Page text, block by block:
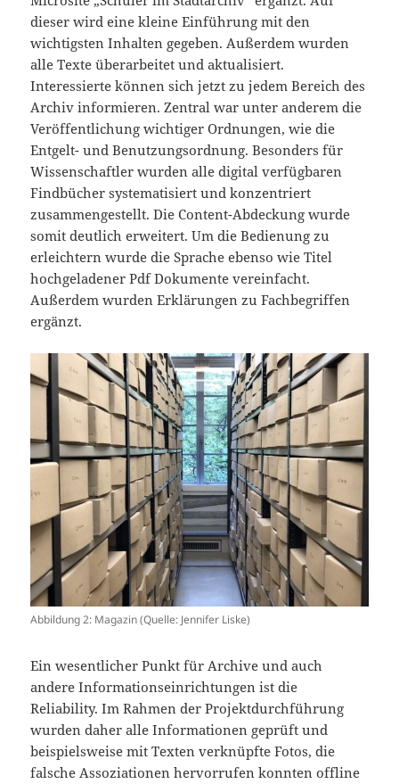
dieser wird eine kleine Einführung mit den
wichtigsten Inhalten gegeben. Außerdem wurden
alle Texte überarbeitet und aktualisiert.
Interessierte können sich jetzt zu jedem Bereich des
Archiv informieren. Zentral war unter anderem die
Veröffentlichung wichtiger Ordnungen, wie die
Entgelt- und Benutzungsordnung. Besonders für
Wissenschaftler wurden alle digital verfügbaren
Findbücher systematisiert und konzentriert
zusammengestellt. Die Content-Abdeckung wurde
somit deutlich erweitert. Um die Bedienung zu
erleichtern wurde die Sprache ebenso wie Titel
hochgeladener Pdf Dokumente vereinfacht.
Außerdem wurden Erklärungen zu Fachbegriffen
ergänzt.
Abbildung 2: Magazin (Quelle: Jennifer Liske)
Ein wesentlicher Punkt für Archive und auch
andere Informationseinrichtungen ist die
Reliability. Im Rahmen der Projektdurchführung
wurden daher alle Informationen geprüft und
beispielsweise mit Texten verknüpfte Fotos, die
falsche Assoziationen hervorrufen konnten offline